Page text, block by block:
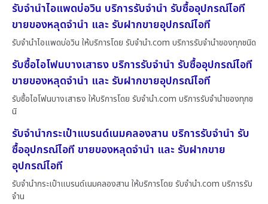
รับจำนำไอแพดบ่อวิน บริการรับจำนำ รับซื้ออุปกรณ์ไอที
ขายของหลุดจำนำ และ รับฝากขายอุปกรณ์ไอที
รับจำนำไอแพดบ่อวิน ให้บริการโดย รับจํานํา.com บริการรับจำนำของทุกชนิด
รับซื้อไอโฟนบางเสาธง บริการรับจำนำ รับซื้ออุปกรณ์ไอที
ขายของหลุดจำนำ และ รับฝากขายอุปกรณ์ไอที
รับซื้อไอโฟนบางเสาธง ให้บริการโดย รับจํานํา.com บริการรับจำนำของทุกช
นิ
รับจำนำกระเป๋าแบรนด์เนมคลองสาน บริการรับจำนำ รับ
ซื้ออุปกรณ์ไอที ขายของหลุดจำนำ และ รับฝากขาย
อุปกรณ์ไอที
รับจำนำกระเป๋าแบรนด์เนมคลองสาน ให้บริการโดย รับจํานํา.com บริการรับ
จำน